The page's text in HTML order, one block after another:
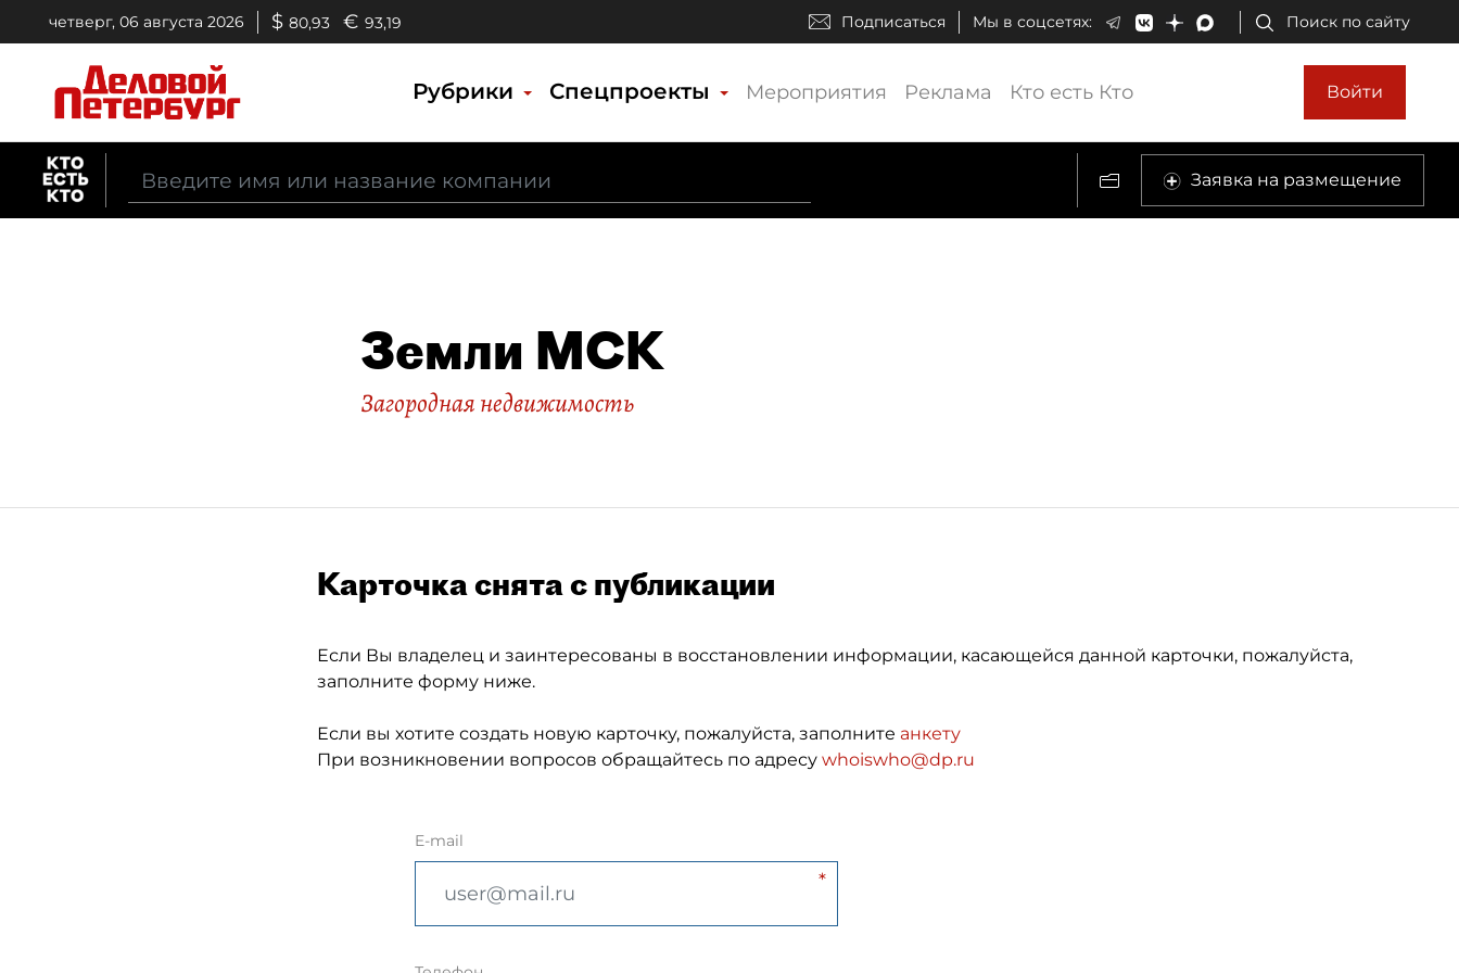
четверг, 06 августа 2026 $ 80,93 € 93,19 Подписаться Мы в соцсетях: Поиск по сайту
Рубрики Спецпроекты Мероприятия Реклама Кто есть Кто Войти
Заявка на размещение
Земли МСК
Загородная недвижимость
Карточка снята с публикации
Если Вы владелец и заинтересованы в восстановлении информации, касающейся данной карточки, пожалуйста,
заполните форму ниже.
Если вы хотите создать новую карточку, пожалуйста, заполните анкету
При возникновении вопросов обращайтесь по адресу whoiswho@dp.ru
E-mail